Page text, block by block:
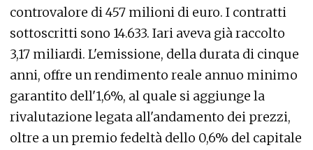
controvalore di 457 milioni di euro. I contratti
sottoscritti sono 14.633. Iari aveva già raccolto
3,17 miliardi. L'emissione, della durata di cinque
anni, offre un rendimento reale annuo minimo
garantito dell'1,6%, al quale si aggiunge la
rivalutazione legata all'andamento dei prezzi,
oltre a un premio fedeltà dello 0,6% del capitale